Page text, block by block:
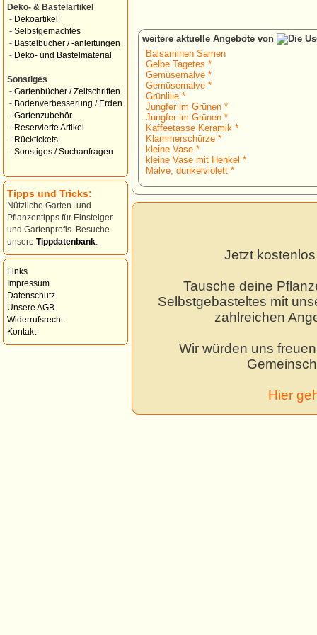
Deko- & Bastelartikel
- Dekoartikel
- Selbstgemachtes
- Bastelbücher / -anleitungen
- Deko- und Bastelmaterial
Sonstiges
- Gartenbücher / Zeitschriften
- Bodenverbesserung / Erden
- Gartenzubehör
- Reservierte Artikel
- Rücktickets
- Sonstiges / Suchanfragen
Tipps und Tricks:
Nützliche Garten- und
Pflanzentipps für Einsteiger
und Gartenprofis. Besuche
unsere Tippdatenbank
Links
Impressum
Datenschutz
Unsere AGB
Widerrufsrecht
Kontakt
weitere aktuelle Angebote von
Balsaminen Samen
Gelbe Tagetes *
Gemüsemalve *
Gemüsemalve *
Grünlilie *
Jungfer im Grünen *
Jungfer im Grünen *
Kaffeetasse Keramik *
Klammerschürze *
kleine Vase *
kleine Vase mit Henkel *
Malve, dunkelviolett *
Jetzt
Tausche deine
Selbstgebasteltes mit
zahlreichen
Wir würden uns
Hier